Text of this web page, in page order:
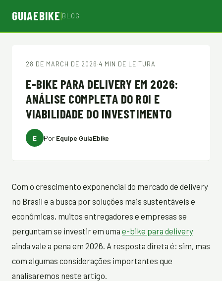
GUIAEBIKE|BLOG
28 DE MARCH DE 2026 ·4 MIN DE LEITURA
E-BIKE PARA DELIVERY EM 2026:
ANÁLISE COMPLETA DO ROI E
VIABILIDADE DO INVESTIMENTO
E Por Equipe GuiaEbike
Com o crescimento exponencial do mercado de delivery
no Brasil e a busca por soluções mais sustentáveis e
econômicas, muitos entregadores e empresas se
perguntam se investir em uma e-bike para delivery
ainda vale a pena em 2026. A resposta direta é: sim, mas
com algumas considerações importantes que
analisaremos neste artigo.